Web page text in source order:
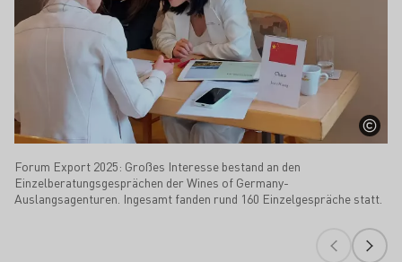
Forum Export 2025: Großes Interesse bestand an den
Einzelberatungsgesprächen der Wines of Germany-
Auslangsagenturen. Ingesamt fanden rund 160 Einzelgespräche statt.